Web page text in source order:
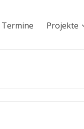
Termine Projekte